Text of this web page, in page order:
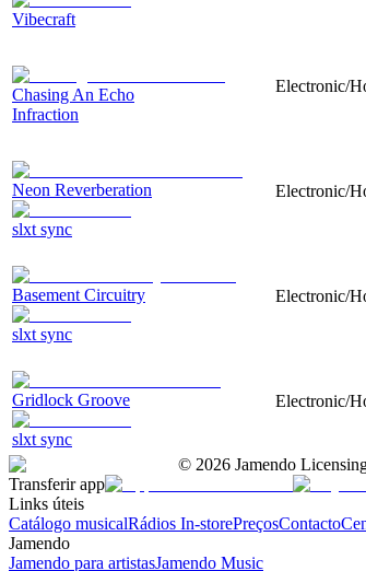
Vibecraft
Chasing An Echo
Infraction
Electronic/
Neon Reverberation
slxt sync
Electronic/
Basement Circuitry
slxt sync
Electronic/
Gridlock Groove
slxt sync
Electronic/
© 2026 Jamendo
Transferir app
Links úteis
Catálogo musicalRádios In-storePreçosContacto
Jamendo
Jamendo para artistasJamendo Music